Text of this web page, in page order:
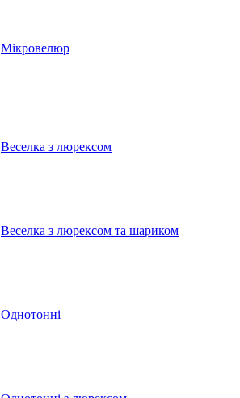
Мікровелюр
Веселка з люрексом
Веселка з люрексом та шариком
Однотонні